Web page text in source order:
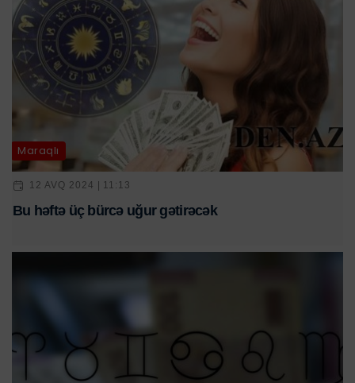
Maraqlı
12 AVQ 2024 | 11:13
Bu həftə üç bürcə uğur gətirəcək